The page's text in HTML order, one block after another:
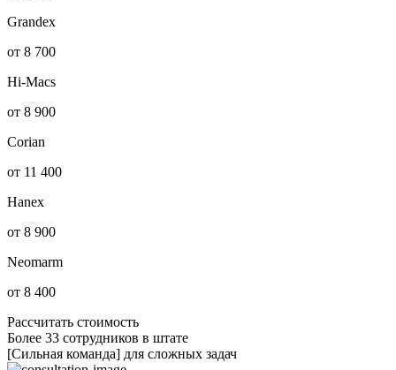
Grandex
от 8 700
Hi-Macs
от 8 900
Corian
от 11 400
Hanex
от 8 900
Neomarm
от 8 400
Рассчитать стоимость
Более 33 сотрудников в штате
[Сильная команда] для сложных задач